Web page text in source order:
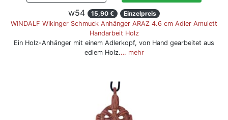
w54 15,90 €
Einzelpreis
WINDALF Wikinger Schmuck Anhänger ARAZ 4.6 cm Adler Amulett
Handarbeit Holz
Ein Holz-Anhänger mit einem Adlerkopf, von Hand gearbeitet aus
edlem Holz.… mehr